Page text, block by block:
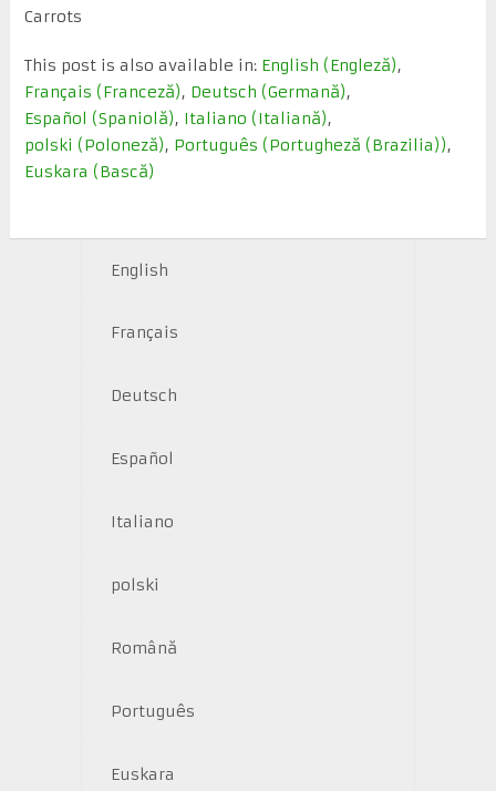
Carrots
This post is also available in: English (Engleză)
Français (Franceză) Deutsch (Germană)
Español (Spaniolă) Italiano (Italiană)
polski (Poloneză) Português (Portugheză (Brazilia))
Euskara (Bască)
English
Français
Deutsch
Español
Italiano
polski
Română
Português
Euskara